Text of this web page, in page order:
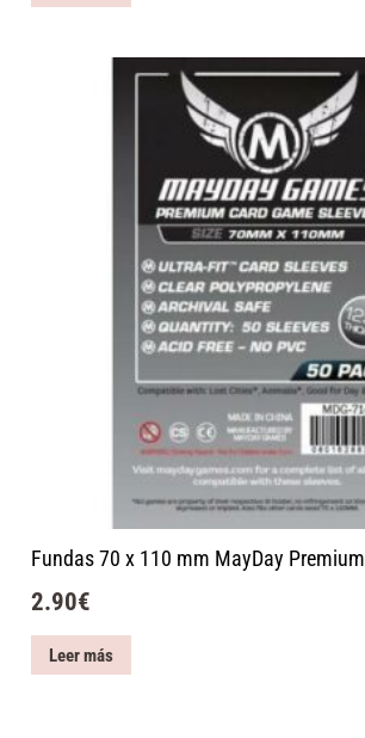
Fundas 70 x 110 mm MayDay Premium
2.90€
Leer más